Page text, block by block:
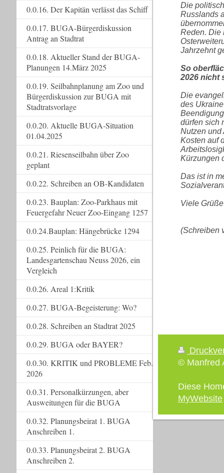
Die
Russlands
Reden. Die
Jahrzehnt
So
2026 nicht
Die
des
dürfen sich
Nutzen und
Kosten auf
Kürzungen
Das ist in
Viele
(Schreiben
© Manfred
Diese
MyWebsite
0.0.16. Der Kapitän verlässt das Schiff
0.0.17. BUGA-Bürgerdiskussion
Antrag an Stadtrat
0.0.18. Aktueller Stand der BUGA-
Planungen 14.März 2025
0.0.19. Seilbahnplanung am Zoo und
Bürgerdiskussion zur BUGA mit
Stadtratsvorlage
0.0.20. Aktuelle BUGA-Situation
01.04.2025
0.0.21. Riesenseilbahn über Zoo
geplant
0.0.22. Schreiben an OB-Kandidaten
0.0.23. Bauplan: Zoo-Parkhaus mit
Feuergefahr Neuer Zoo-Eingang 1257
0.0.24.Bauplan: Hängebrücke 1294
0.0.25. Peinlich für die BUGA:
Landesgartenschau Neuss 2026, ein
Vergleich
0.0.26. Areal 1:Kritik
0.0.27. BUGA-Begeisterung: Wo?
0.0.28. Schreiben an Stadtrat 2025
0.0.29. BUGA oder BAYER?
0.0.30. KRITIK und PROBLEME Feb.
2026
0.0.31. Personalkürzungen, aber
Ausweitungen für die BUGA
0.0.32. Planungsbeirat 1. BUGA
Anschreiben 1.
0.0.33. Planungsbeirat 2. BUGA
Anschreiben 2.